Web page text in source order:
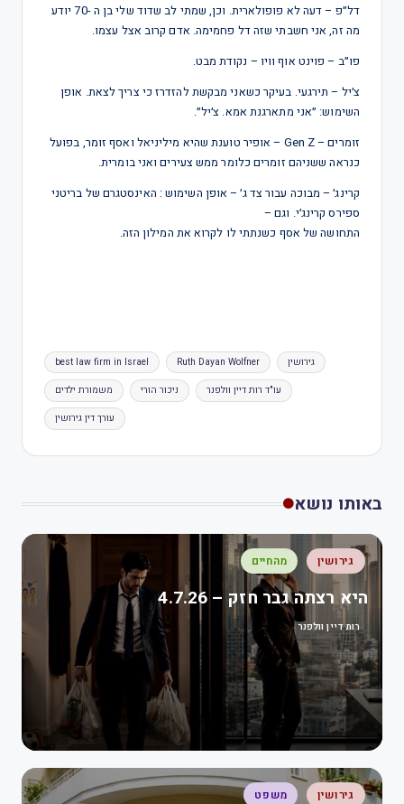
דל״פ – דעה לא פופולארית. וכן, שמתי לב שדוד שלי בן ה -70 יודע
מה זה, אני חשבתי שזה דל פחמימה. אדם קרוב אצל עצמו.
פו״ב – פוינט אוף וויו – נקודת מבט.
צ׳יל – תירגעי. בעיקר כשאני מבקשת להזדרז כי צריך לצאת. אופן
השימוש: ״אני מתארגנת אמא. צ׳יל״.
זומרים – Gen Z – אופיר טוענת שהיא מיליניאל ואסף זומר, בפועל
כנראה ששניהם זומרים כלומר ממש צעירים ואני בומרית.
קרינג׳ – מבוכה עבור צד ג׳ – אופן השימוש : האינסטגרם של בריטני
ספירס קרינג׳י. וגם –
התחושה של אסף כשנתתי לו לקרוא את המילון הזה.
best law firm in Israel Ruth Dayan Wolfner גירושין
משמורת ילדים ניכור הורי עו"ד רות דיין וולפנר
עורך דין גירושין
באותו נושא
גירושין מהחיים
היא רצתה גבר חזק – 4.7.26
רות דיין וולפנר
גירושין משפט